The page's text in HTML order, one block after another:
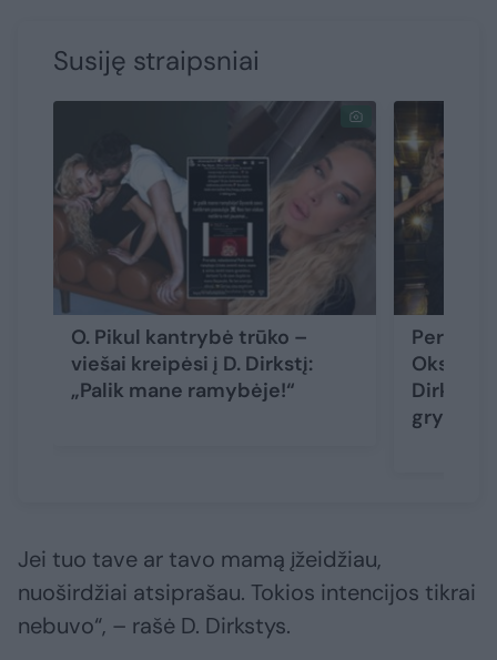
Susiję straipsniai
O. Pikul kantrybė trūko –
viešai kreipėsi į D. Dirkstį:
„Palik mane ramybėje!“
Oksaną
Dirkstys
grybas“
Jei tuo tave ar tavo mamą įžeidžiau,
nuoširdžiai atsiprašau. Tokios intencijos tikrai
nebuvo“, – rašė D. Dirkstys.